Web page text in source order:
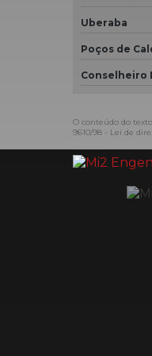
Uberaba
Poços de
Conselheiro
O conteúdo do
9610/98 - Lei de